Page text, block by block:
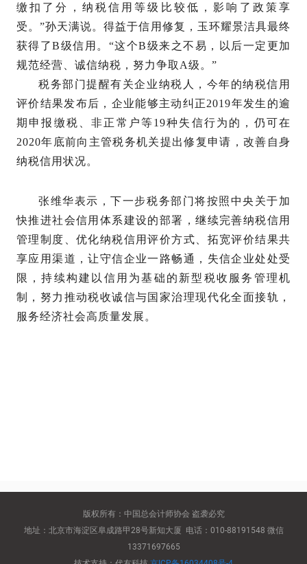
缴扣了分，纳税信用等级比较低，影响了政策享
受。”孙天满说。得益于信用修复，玉环耀景洁具最终
获得了B级信用。“这个B级来之不易，以后一定更加
规范经营、诚信纳税，努力争取A级。”
税务部门提醒有关企业纳税人，今年的纳税信用
评价结果发布后，企业能够主动纠正2019年发生的逾
期申报缴税、非正常户等19种失信行为的，仍可在
2020年底前向主管税务机关提出修复申请，改善自身
纳税信用状况。
张维华表示，下一步税务部门将按照中央关于加
快推进社会信用体系建设的部署，继续完善纳税信用
管理制度、优化纳税信用评价方式、拓宽评价结果共
享应用渠道，让守信企业一路畅通，失信企业处处受
限，持续构建以信用为基础的新型税收服务管理机
制，努力推动税收诚信与国家治理现代化全面接轨，
服务经济社会高质量发展。
版权所有：中国总会计师协会 盗袭必究
地址：北京市海淀区阜成路甲28号新知大厦 电话：010-88191548 微信
13371697665